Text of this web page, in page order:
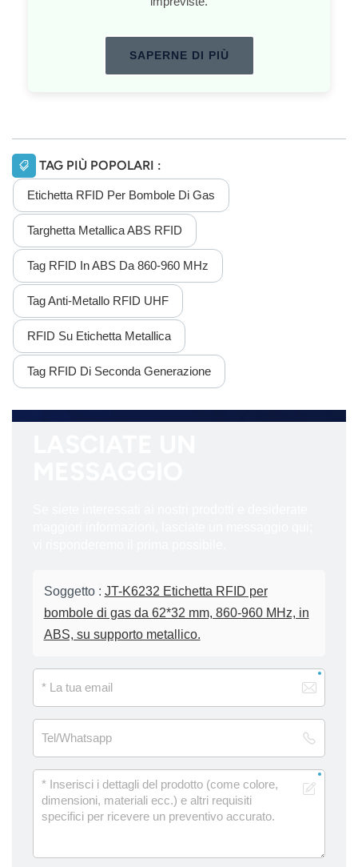
SAPERNE DI PIÙ
TAG PIÙ POPOLARI :
Etichetta RFID Per Bombole Di Gas
Targhetta Metallica ABS RFID
Tag RFID In ABS Da 860-960 MHz
Tag Anti-Metallo RFID UHF
RFID Su Etichetta Metallica
Tag RFID Di Seconda Generazione
Soggetto : JT-K6232 Etichetta RFID per
bombole di gas da 62*32 mm, 860-960 MHz, in
ABS, su supporto metallico.